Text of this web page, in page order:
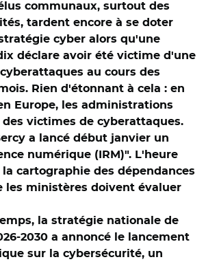
communaux, surtout des
tardent encore à se doter
cyber alors qu'une
déclare avoir été victime d'une
au cours des
Rien d'étonnant à cela : en
Europe, les administrations
victimes de cyberattaques.
a lancé début janvier un
numérique (IRM)". L'heure
cartographie des dépendances
les ministères doivent évaluer
la stratégie nationale de
2030 a annoncé le lancement
sur la cybersécurité, un